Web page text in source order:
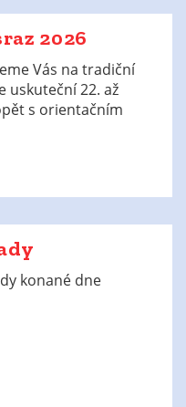
2026
Vás na tradiční
uskuteční 22. až
s orientačním
konané dne